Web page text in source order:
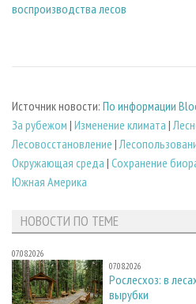
воспроизводства лесов
Источник новости: По информации
За рубежом | Изменение климата |
Лесовосстановление |
Окружающая среда | Сохранение
Южная Америка
НОВОСТИ ПО ТЕМЕ
07.08.2026
07.08.2026
Рослесхоз: в
вырубки